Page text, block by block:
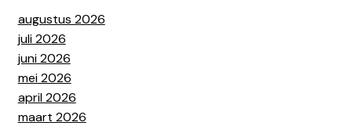
augustus 2026
juli 2026
juni 2026
mei 2026
april 2026
maart 2026